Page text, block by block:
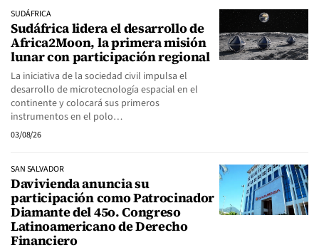
SUDÁFRICA
Sudáfrica lidera el desarrollo de
Africa2Moon, la primera misión
lunar con participación regional
La iniciativa de la sociedad civil impulsa el
desarrollo de microtecnología espacial en el
continente y colocará sus primeros
instrumentos en el polo…
03/08/26
SAN SALVADOR
Davivienda anuncia su
participación como Patrocinador
Diamante del 45o. Congreso
Latinoamericano de Derecho
Financiero